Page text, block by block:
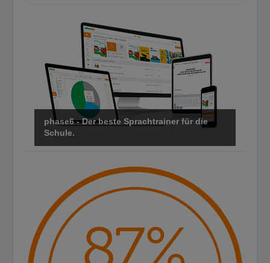
phase6 - Der beste Sprachtrainer für die
Schule.